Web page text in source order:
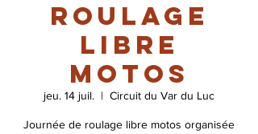
Roulage
libre
motos
jeu. 14 juil.
  |
Circuit du Var du Luc
Journée de roulage libre motos organisée